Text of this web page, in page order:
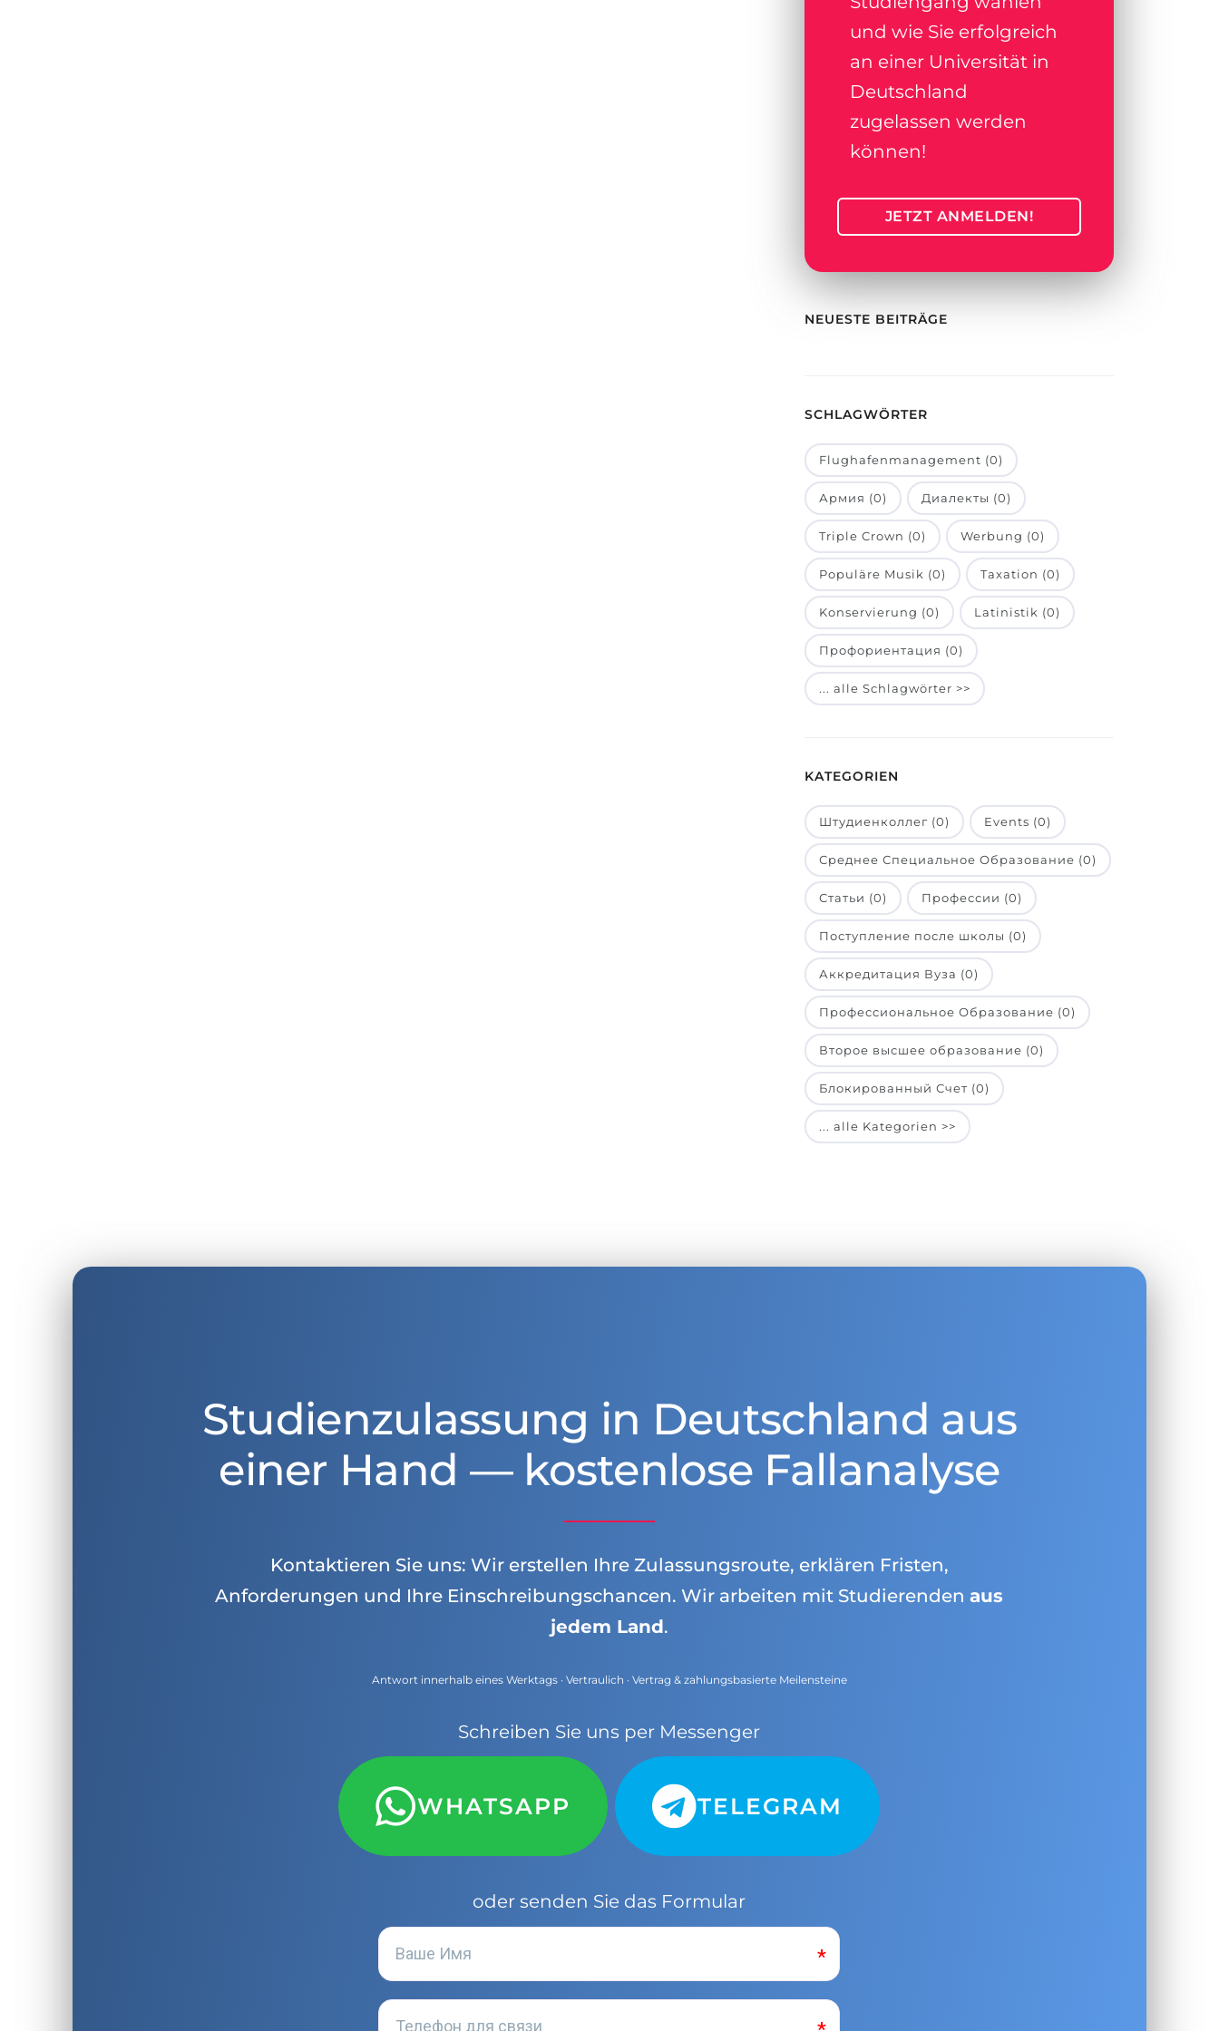
und wie Sie erfolgreich
an einer Universität in
Deutschland
zugelassen werden
können!
JETZT ANMELDEN!
NEUESTE BEITRÄGE
SCHLAGWÖRTER
Flughafenmanagement (0)
Армия (0) Диалекты (0)
Triple Crown (0) Werbung (0)
Populäre Musik (0) Taxation (0)
Konservierung (0) Latinistik (0)
Профориентация (0)
... alle Schlagwörter >>
KATEGORIEN
Штудиенколлег (0) Events (0)
Среднее Специальное Образование (0)
Статьи (0) Профессии (0)
Поступление после школы (0)
Аккредитация Вуза (0)
Профессиональное Образование (0)
Второе высшее образование (0)
Блокированный Счет (0)
... alle Kategorien >>
Studienzulassung in Deutschland aus
einer Hand — kostenlose Fallanalyse
Kontaktieren Sie uns: Wir erstellen Ihre Zulassungsroute, erklären Fristen,
Anforderungen und Ihre Einschreibungschancen. Wir arbeiten mit Studierendenaus
jedem Land.
Antwort innerhalb eines Werktags · Vertraulich · Vertrag & zahlungsbasierte Meilensteine
Schreiben Sie uns per Messenger
WHATSAPP TELEGRAM
oder senden Sie das Formular